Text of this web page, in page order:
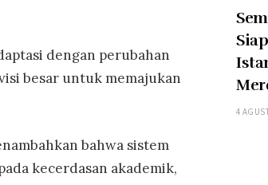
dengan perubahan
besar untuk memajukan
bahwa sistem
kecerdasan akademik,
4